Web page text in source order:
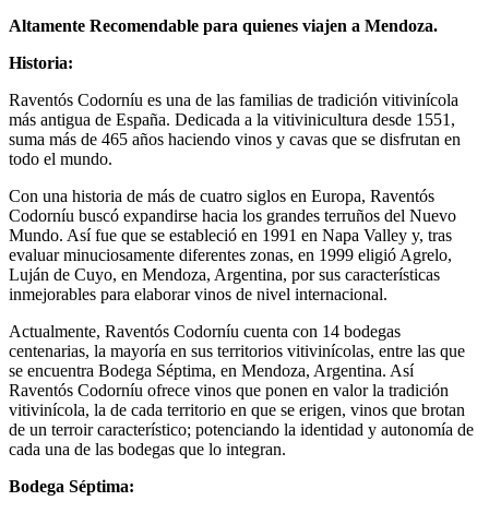
Altamente Recomendable para quienes viajen a Mendoza.
Historia:
Raventós Codorníu es una de las familias de tradición vitivinícola
más antigua de España. Dedicada a la vitivinicultura desde 1551,
suma más de 465 años haciendo vinos y cavas que se disfrutan en
todo el mundo.
Con una historia de más de cuatro siglos en Europa, Raventós
Codorníu buscó expandirse hacia los grandes terruños del Nuevo
Mundo. Así fue que se estableció en 1991 en Napa Valley y, tras
evaluar minuciosamente diferentes zonas, en 1999 eligió Agrelo,
Luján de Cuyo, en Mendoza, Argentina, por sus características
inmejorables para elaborar vinos de nivel internacional.
Actualmente, Raventós Codorníu cuenta con 14 bodegas
centenarias, la mayoría en sus territorios vitivinícolas, entre las que
se encuentra Bodega Séptima, en Mendoza, Argentina. Así
Raventós Codorníu ofrece vinos que ponen en valor la tradición
vitivinícola, la de cada territorio en que se erigen, vinos que brotan
de un terroir característico; potenciando la identidad y autonomía de
cada una de las bodegas que lo integran.
Bodega Séptima: